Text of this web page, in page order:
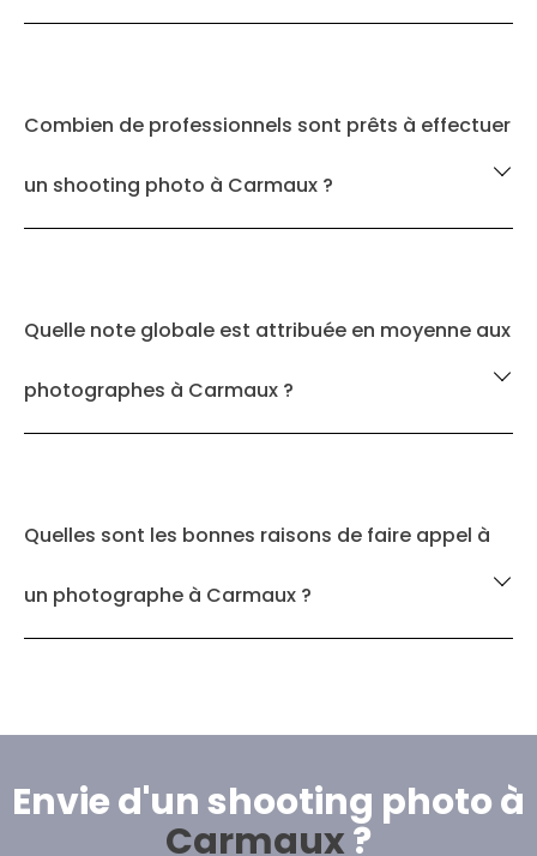
Combien de professionnels sont prêts à effectuer
un shooting photo à Carmaux ?
Quelle note globale est attribuée en moyenne aux
photographes à Carmaux ?
Quelles sont les bonnes raisons de faire appel à
un photographe à Carmaux ?
Envie d'un shooting photo à
Carmaux?